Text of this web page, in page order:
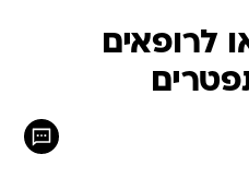
לרופאים